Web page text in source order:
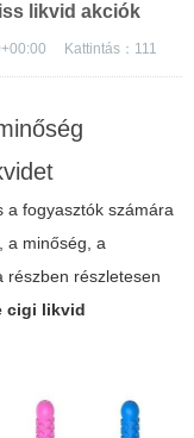
likvid akciók
Kattintás： 111
a fogyasztók számára
a minőség, a
részben részletesen
cigi likvid